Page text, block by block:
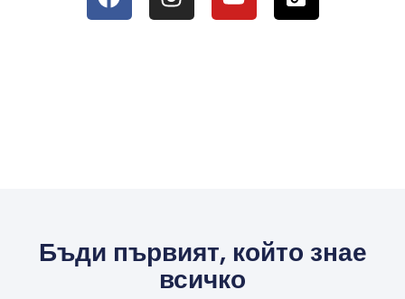
Бъди първият, който знае
всичко